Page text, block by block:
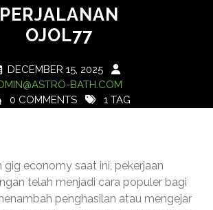
PERJALANAN
OJOL77
DECEMBER 15, 2025
BATH.COM
0 COMMENTS
1 TAG
gig economy saat ini, pekerjaan
telah menjadi cara populer bagi
penghasilan atau mengejar